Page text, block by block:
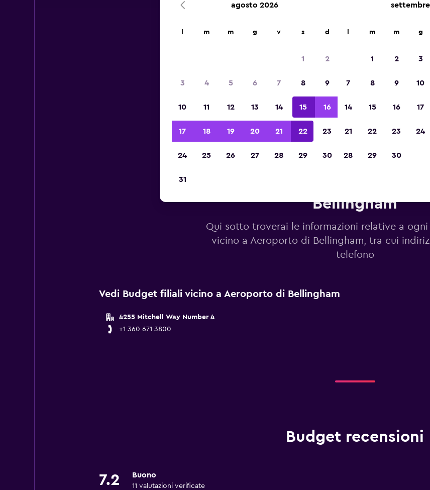
d'Europa 2023
Bellingham
Qui sotto troverai le informazioni relative a
vicino a Aeroporto di Bellingham, tra cui
telefono
Vedi Budget filiali vicino a Aeroporto di Bellingham
4255 Mitchell Way Number 4
+1 360 671 3800
Budget recensioni
7.2 Buono
11 valutazioni verificate
agosto 2026
m m g v s d
1 2
3 4 5 6 7 8 9
10 11 12 13 14 15 16
17 18 19 20 21 22 23
24 25 26 27 28 29 30
31
m m g
1 2 3
7 8 9 10
14 15 16 17
21 22 23 24
28 29 30